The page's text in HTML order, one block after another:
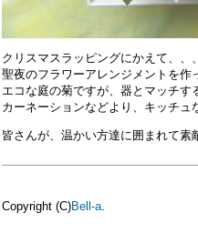
クリスマスラッピングにかえて、、、
聖夜のフラワーアレンジメントを作
エコな庭の菊ですが、器とマッチす
カーネーションなどより、キッチュ
皆さんが、温かい方達に囲まれて素
Copyright (C)Bell-a.